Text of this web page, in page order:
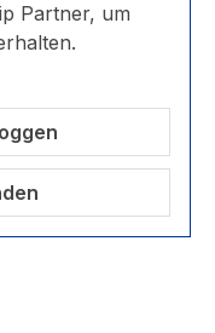
Partner, um